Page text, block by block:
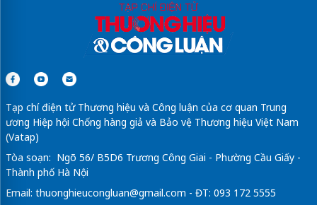
Tạp chí điện tử Thương hiệu và Công luận của cơ quan Trung
ương Hiệp hội Chống hàng giả và Bảo vệ Thương hiệu Việt Nam
(Vatap)
Tòa soạn: Ngõ 56/ B5D6 Trương Công Giai - Phường Cầu Giấy -
Thành phố Hà Nội
Email: thuonghieucongluan@gmail.com - ĐT: 093 172 5555